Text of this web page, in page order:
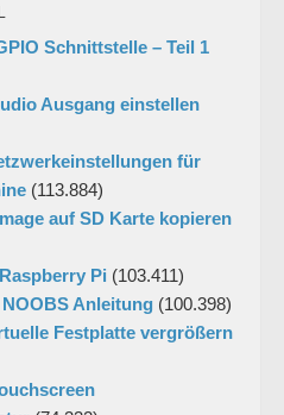
Schnittstelle – Teil 1
Ausgang einstellen
für
(113.884)
auf SD Karte kopieren
Pi (103.411)
Anleitung (100.398)
Festplatte vergrößern